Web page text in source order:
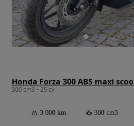
Honda Forza 300 ABS maxi
300 cm3 • 25 cv
3 000 km 300 cm3